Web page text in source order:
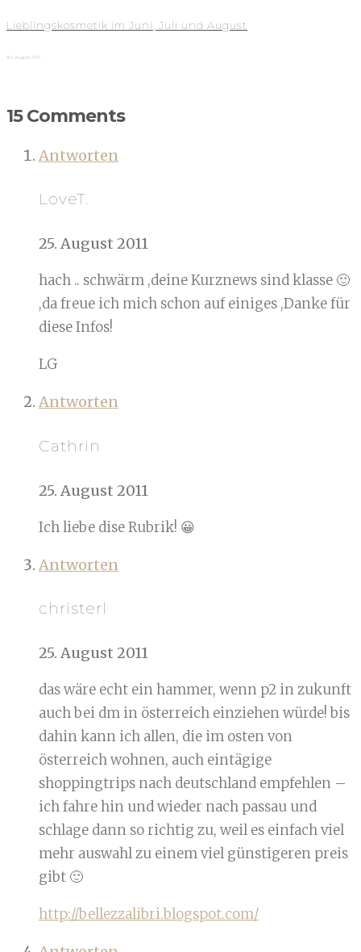
Lieblingskosmetik im Juni, Juli und August
30. August 2011
15 Comments
Antworten
LoveT.
25. August 2011
hach .. schwärm ,deine Kurznews sind klasse 🙂
,da freue ich mich schon auf einiges ,Danke für
diese Infos!
LG
Antworten
Cathrin
25. August 2011
Ich liebe dise Rubrik! 😀
Antworten
christerl
25. August 2011
das wäre echt ein hammer, wenn p2 in zukunft
auch bei dm in österreich einziehen würde! bis
dahin kann ich allen, die im osten von
österreich wohnen, auch eintägige
shoppingtrips nach deutschland empfehlen –
ich fahre hin und wieder nach passau und
schlage dann so richtig zu, weil es einfach viel
mehr auswahl zu einem viel günstigeren preis
gibt 🙂
http://bellezzalibri.blogspot.com/